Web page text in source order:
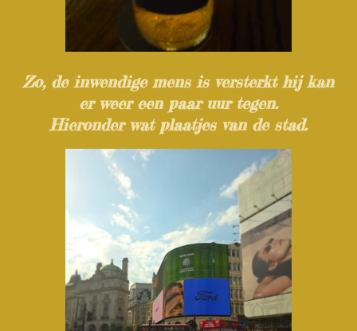
Zo, de inwendige mens is versterkt hij kan
er weer een paar uur tegen.
Hieronder wat plaatjes van de stad.